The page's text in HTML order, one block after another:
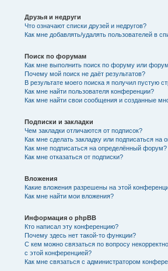
Друзья и недруги
Что означают списки друзей и недругов?
Как мне добавлять/удалять пользователей в
Поиск по форумам
Как мне выполнить поиск по форуму или
Почему мой поиск не даёт результатов?
В результате моего поиска я получил пустую
Как мне найти пользователя конференции?
Как мне найти свои сообщения и созданные
Подписки и закладки
Чем закладки отличаются от подписок?
Как мне сделать закладку или подписаться на
Как мне подписаться на определённый форум?
Как мне отказаться от подписки?
Вложения
Какие вложения разрешены на этой
Как мне найти мои вложения?
Информация о phpBB
Кто написал эту конференцию?
Почему здесь нет такой-то функции?
С кем можно связаться по вопросу
с этой конференцией?
Как мне связаться с администратором